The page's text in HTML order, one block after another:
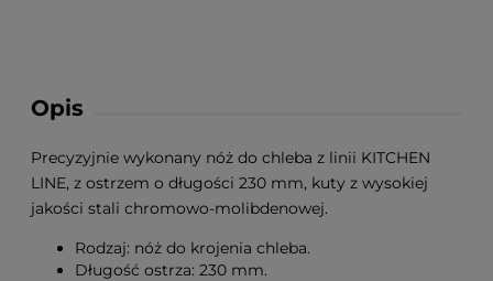
Opis
Precyzyjnie wykonany nóż do chleba z linii KITCHEN
LINE, z ostrzem o długości 230 mm, kuty z wysokiej
jakości stali chromowo-molibdenowej.
Rodzaj: nóż do krojenia chleba.
Długość ostrza: 230 mm.